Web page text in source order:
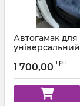
Автогамак
сірий +
1 700,00 грн